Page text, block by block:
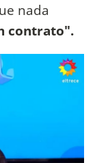
nada
contrato".